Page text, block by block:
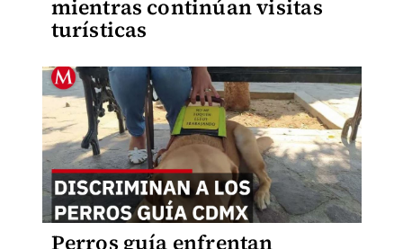
mientras continúan visitas
turísticas
Perros guía enfrentan